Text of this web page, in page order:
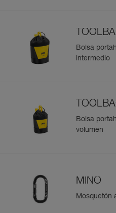
Bolsa
intermedio
Bolsa
volumen
MINO
Mosquetón